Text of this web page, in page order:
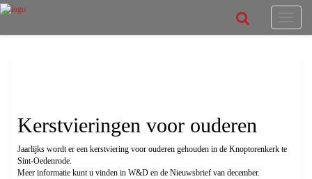
Kerstvieringen voor ouderen
Jaarlijks wordt er een kerstviering voor ouderen gehouden in de Knoptorenkerk te
Sint-Oedenrode.
Meer informatie kunt u vinden in W&D en de Nieuwsbrief van december.